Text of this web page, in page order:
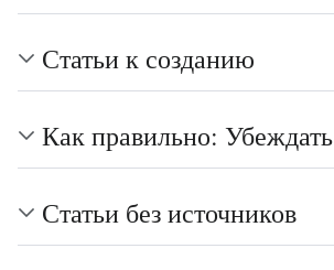
Статьи к созданию
Как правильно: Убеждать
Статьи без источников